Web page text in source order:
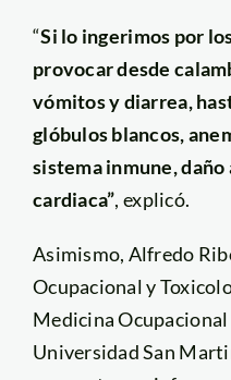
“Si lo ingerimos por
provocar desde
vómitos y diarrea,
glóbulos blancos,
sistema inmune,
cardiaca”, explicó.
Asimismo, Alfredo
Ocupacional y
Medicina
Universidad San